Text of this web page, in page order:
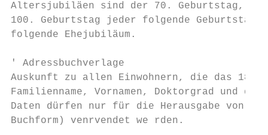
Altersjubiläen sind der 70. Geburtstag,
100. Geburtstag jeder folgende
folgende Ehejubiläum.
' Adressbuchverlage
Auskunft zu allen Einwohnern, die das 18.
Familienname, Vornamen, Doktorgrad und
Daten dürfen nur für die Herausgabe von
Buchform) venrvendet we rden.